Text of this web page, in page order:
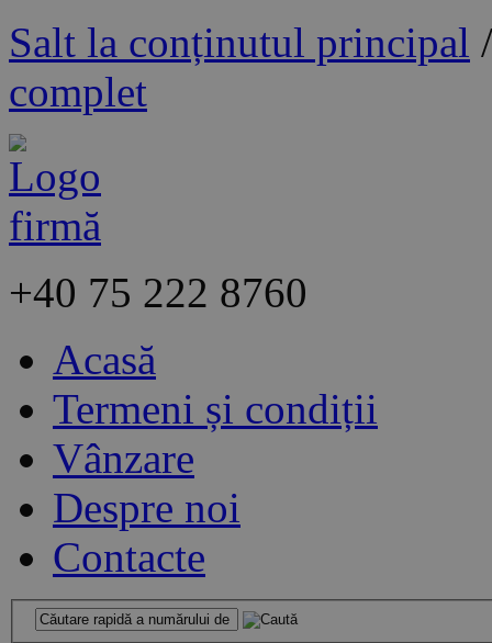
Salt la conținutul principal
complet
+40 75 222 8760
Acasă
Termeni și condiții
Vânzare
Despre noi
Contacte